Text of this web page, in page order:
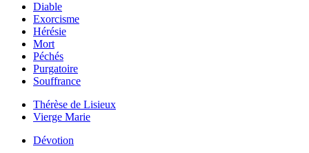
Diable
Exorcisme
Hérésie
Mort
Péchés
Purgatoire
Souffrance
Thérèse de Lisieux
Vierge Marie
Dévotion